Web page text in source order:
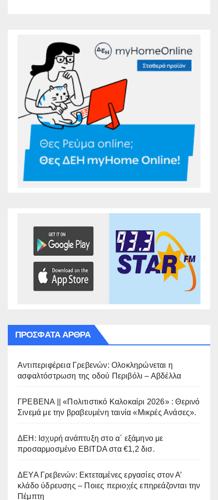
ΠΡΌΣΦΑΤΑ ΆΡΘΡΑ
Αντιπεριφέρεια Γρεβενών: Ολοκληρώνεται η
ασφαλτόστρωση της οδού Περιβόλι – Αβδέλλα
ΓΡΕΒΕΝΑ || «Πολιτιστικό Καλοκαίρι 2026» : Θερινό
Σινεμά με την βραβευμένη ταινία «Μικρές Ανάσες».
ΔΕΗ: Ισχυρή ανάπτυξη στο α΄ εξάμηνο με
προσαρμοσμένο EBITDA στα €1,2 δισ.
ΔΕΥΑ Γρεβενών: Εκτεταμένες εργασίες στον Α’
κλάδο ύδρευσης – Ποιες περιοχές επηρεάζονται την
Πέμπτη